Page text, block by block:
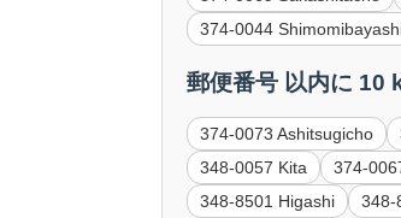
374-0044
郵便番号 以内に 10
374-0073 Ashitsugicho
348-0057 Kita
374-
348-8501 Higashi
348-